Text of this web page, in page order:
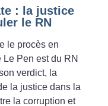
: la justice
le RN
le procès en
Le Pen est du RN
verdict, la
la justice dans la
la corruption et